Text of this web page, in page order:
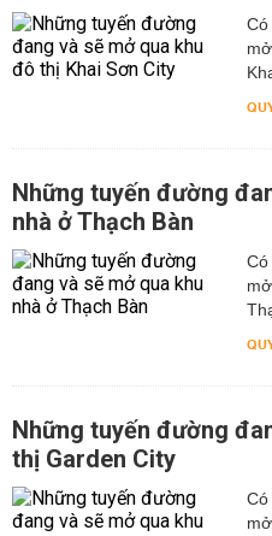
Những tuyến đường
nhà ở Thạch Bàn
Những tuyến đường
thị Garden City